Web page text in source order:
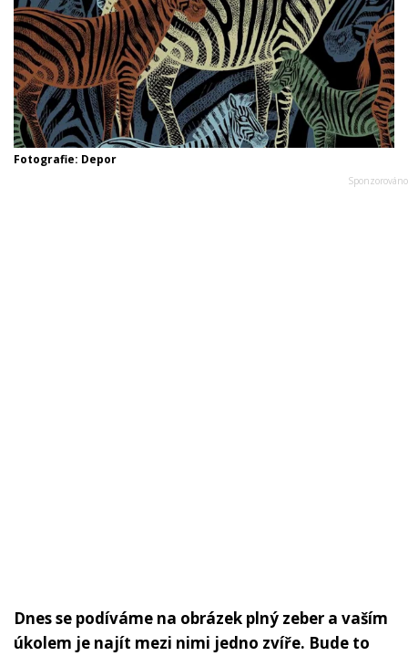
Fotografie: Depor
Dnes se podíváme na obrázek plný zeber a vaším
úkolem je najít mezi nimi jedno zvíře. Bude to